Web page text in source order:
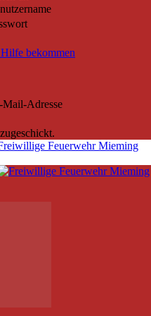
bekommen
Mail-Adresse
Feuerwehr Mieming